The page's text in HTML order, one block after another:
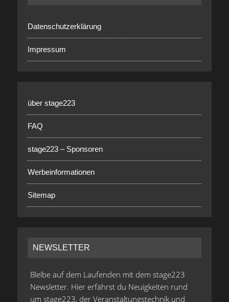
Datenschutzerklärung
Impressum
über stage223
FAQ
stage223 – Sponsoren
Werbeinformationen
Sitemap
NEWSLETTER
Bleibe auf dem Laufenden mit dem stage223
Newsletter. Hier erfährst du Neuigkeiten rund
um stage223, der Veranstaltungstechnik und